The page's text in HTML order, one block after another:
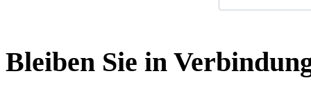
Bleiben Sie in